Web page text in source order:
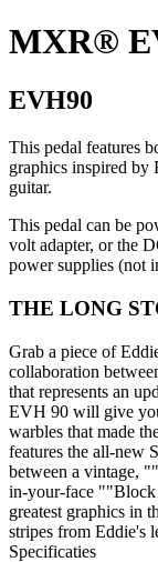
MXR®
EVH90
This pedal features
graphics inspired by
guitar.
This pedal can be
volt adapter, or
power supplies (not
THE LONG
Grab a piece of
collaboration
that represents an
EVH 90 will give
warbles that made
features the all-new
between a vintage,
in-your-face ""Block
greatest graphics in
stripes from Eddie's
Specificaties